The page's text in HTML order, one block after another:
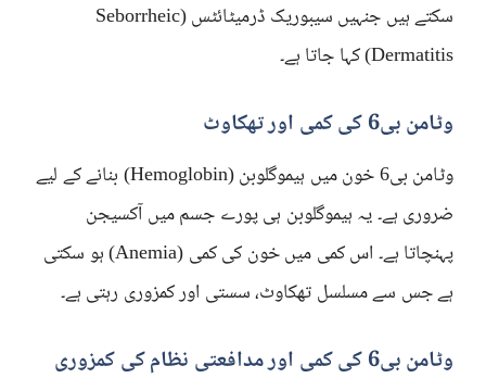
سکتے ہیں جنہیں سیبوریک ڈرمیٹائٹس (Seborrheic
Dermatitis) کہا جاتا ہے۔
وٹامن بی6 کی کمی اور تھکاوٹ
وٹامن بی6 خون میں ہیموگلوبن (Hemoglobin) بنانے کے لیے
ضروری ہے۔ یہ ہیموگلوبن ہی پورے جسم میں آکسیجن
پہنچاتا ہے۔ اس کمی میں خون کی کمی (Anemia) ہو سکتی
ہے جس سے مسلسل تھکاوٹ، سستی اور کمزوری رہتی ہے۔
وٹامن بی6 کی کمی اور مدافعتی نظام کی کمزوری